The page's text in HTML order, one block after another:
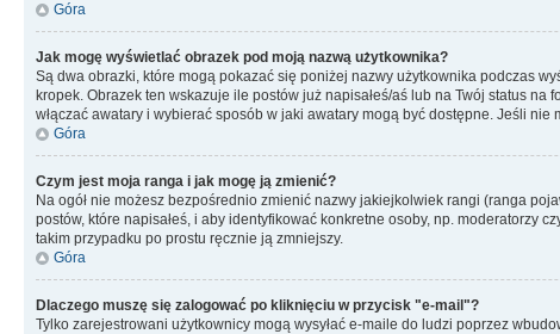
Góra
Jak mogę wyświetlać obrazek pod moją nazwą użytkownika?
Są dwa obrazki, które mogą pokazać się poniżej nazwy użytkownika podczas
kropek. Obrazek ten wskazuje ile postów już napisałeś/aś lub na Twój status
włączać awatary i wybierać sposób w jaki awatary mogą być dostępne. Jeśli
Góra
Czym jest moja ranga i jak mogę ją zmienić?
Na ogół nie możesz bezpośrednio zmienić nazwy jakiejkolwiek rangi (ranga
postów, które napisałeś, i aby identyfikować konkretne osoby, np. moderatorzy
takim przypadku po prostu ręcznie ją zmniejszy.
Góra
Dlaczego muszę się zalogować po kliknięciu w przycisk "e-mail"?
Tylko zarejestrowani użytkownicy mogą wysyłać e-maile do ludzi poprzez